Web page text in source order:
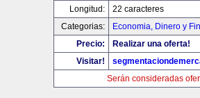
Longitud:
22 caracteres
Categorias:
Economia, Dinero y
Precio:
Realizar una oferta!
Visitar!
Serán consideradas